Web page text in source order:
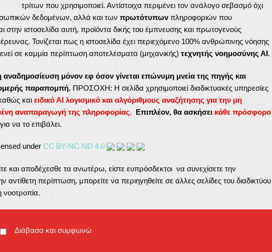
Γεωλογία (3) Δροσίνης
Εκκλησιαστικά
(1) Κρήτη (1) Λέιζερ (1)
Μουσεία (1) Μουσική (2)
(2) Περιβαλλοντικά (5)
(58) Σβίγγος
τρίτων που χρησιμοποιεί. Αντίστοιχα περιμένει τον ανάλογο σεβασμό όχι
δεδομένων, αλλά και των πρωτότυπων πληροφοριών που
στην ιστοσελίδα αυτή, προϊόντα δικής του έμπνευσης και πρωτογενούς
έρευνας. Τονίζεται πως η ιστοσελίδα έχει περιεχόμενο 100% ανθρώπινης νόησης
σε καμμία περίπτωση αποτελέσματα (μηχανικής) τεχνητής νοημοσύνης ΑΙ.
αναδημοσίευση μόνον εφ όσον γίνεται επώνυμη μνεία της πηγής και
παραπομπή. ΠΡΟΣΟΧΗ: Η σελίδα χρησιμοποιεί διαδικτυακές υπηρεσίες
και ειδικό ΑΙ λογισμικό και αλγόριθμους αναζήτησης για την μη
αναπαραγωγή της πληροφορίας. Επιπλέον, θα ασκήσει κάθε πρόσφορο
για να το επιβάλει.
under CC BY-NC-ND 4.0
και αποδέχεσθε τα ανωτέρω, είστε ευπρόσδεκτοι να συνεχίσετε την
αντίθετη περίπτωση, μπορείτε να περιηγηθείτε σε άλλες σελίδες του διαδικτύου
νοοτροπία.
Διάβασα και συμφωνώ